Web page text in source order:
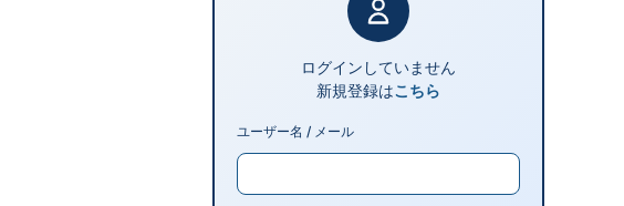
ログインしていません
新規登録はこちら
ユーザー名 / メール